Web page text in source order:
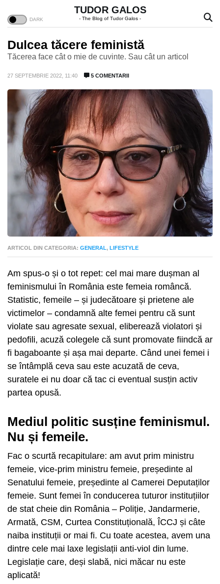
TUDOR GALOS
- The Blog of Tudor Galos -
Dulcea tăcere feministă
Tăcerea face cât o mie de cuvinte. Sau cât un articol
27 SEPTEMBRIE 2022, 11:40 5 COMENTARII
ARTICOL DIN CATEGORIA: GENERAL, LIFESTYLE
Am spus-o și o tot repet: cel mai mare dușman al
feminismului în România este femeia româncă.
Statistic, femeile – și judecătoare și prietene ale
victimelor – condamnă alte femei pentru că sunt
violate sau agresate sexual, eliberează violatori și
pedofili, acuză colegele că sunt promovate fiindcă ar
fi bagaboante și așa mai departe. Când unei femei i
se întâmplă ceva sau este acuzată de ceva,
suratele ei nu doar că tac ci eventual susțin activ
partea opusă.
Mediul politic susține feminismul.
Nu și femeile.
Fac o scurtă recapitulare: am avut prim ministru
femeie, vice-prim ministru femeie, președinte al
Senatului femeie, președinte al Camerei Deputaților
femeie. Sunt femei în conducerea tuturor instituțiilor
de stat cheie din România – Poliție, Jandarmerie,
Armată, CSM, Curtea Constituțională, ÎCCJ și câte
naiba instituții or mai fi. Cu toate acestea, avem una
dintre cele mai laxe legislații anti-viol din lume.
Legislație care, deși slabă, nici măcar nu este
aplicată!